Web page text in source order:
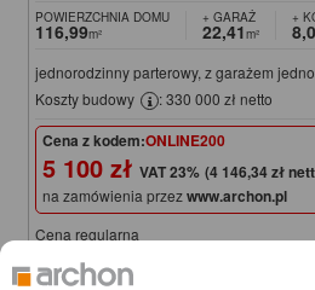
POWIERZCHNIA DOMU
116,99m²
+ GARAŻ
22,41m²
+
jednorodzinny parterowy, z garażem
Koszty budowy
: 330 000 zł netto
Cena z kodem:ONLINE200
5 100 zł (4 146,34 zł
na zamówienia przezwww.archon.pl
Cena regularna